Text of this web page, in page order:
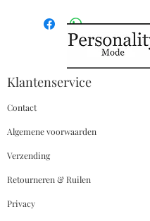
Wasvoorschriften
Travel wordt momenteel
gebruikt als benaming
welke over vele super
Maar er is Travel en Travel….
PLUSBASICS gebruikt de
onderstaande (bij juist
Klantenservice
Contact
Algemene voorwaarden
Verzending
Retourneren & Ruilen
Privacy